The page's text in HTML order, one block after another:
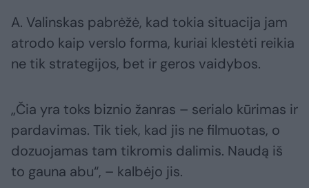
A. Valinskas pabrėžė, kad tokia situacija jam
atrodo kaip verslo forma, kuriai klestėti reikia
ne tik strategijos, bet ir geros vaidybos.
„Čia yra toks biznio žanras – serialo kūrimas ir
pardavimas. Tik tiek, kad jis ne filmuotas, o
dozuojamas tam tikromis dalimis. Naudą iš
to gauna abu“, – kalbėjo jis.